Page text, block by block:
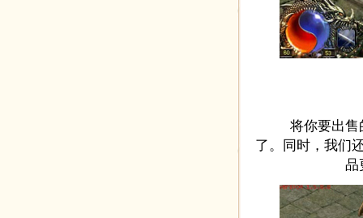
将你要出售的
了。同时，我们
品